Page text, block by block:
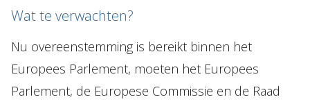
Wat te verwachten?
Nu overeenstemming is bereikt binnen het
Europees Parlement, moeten het Europees
Parlement, de Europese Commissie en de Raad